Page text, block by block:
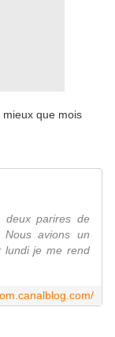
que mois
deux parires de
avions un
lundi je me rend